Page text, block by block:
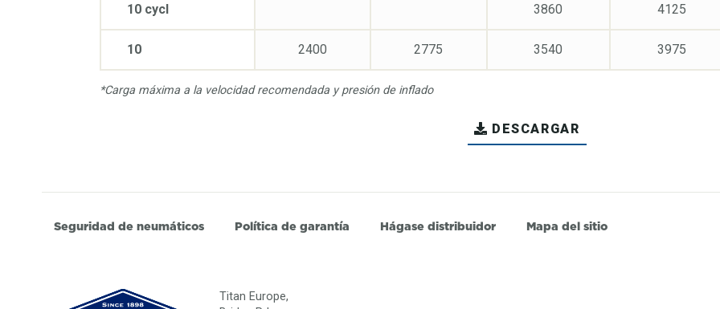
10 cycl
10 2400 2775
3860
3540
4125
3975
*Carga máxima a la velocidad recomendada y presión de inflado
DESCARGAR
Seguridad de neumáticos Política de garantía Hágase distribuidor Mapa del sitio
Titan Europe,